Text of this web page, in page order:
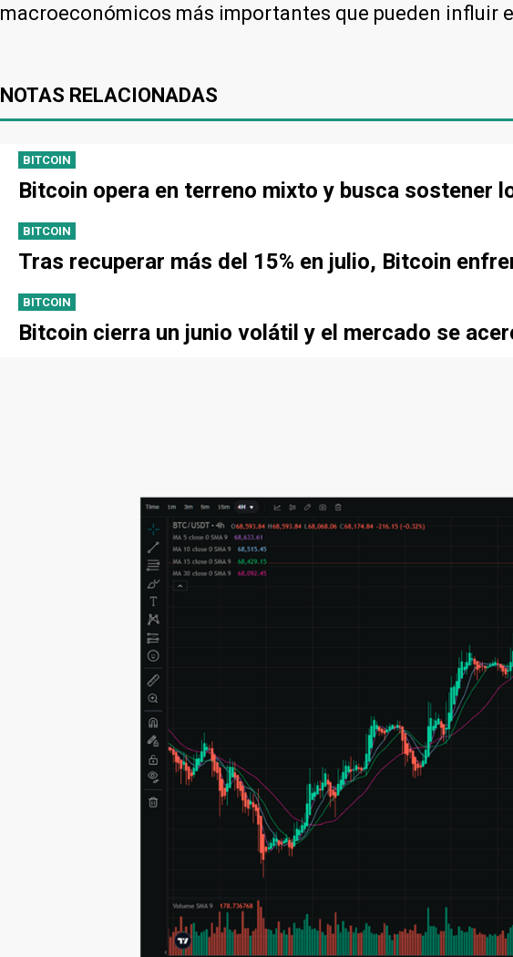
macroeconómicos más importantes que pueden influir
NOTAS RELACIONADAS
BITCOIN
Bitcoin opera en terreno mixto y busca sostener
BITCOIN
Tras recuperar más del 15% en julio, Bitcoin
BITCOIN
Bitcoin cierra un junio volátil y el mercado se